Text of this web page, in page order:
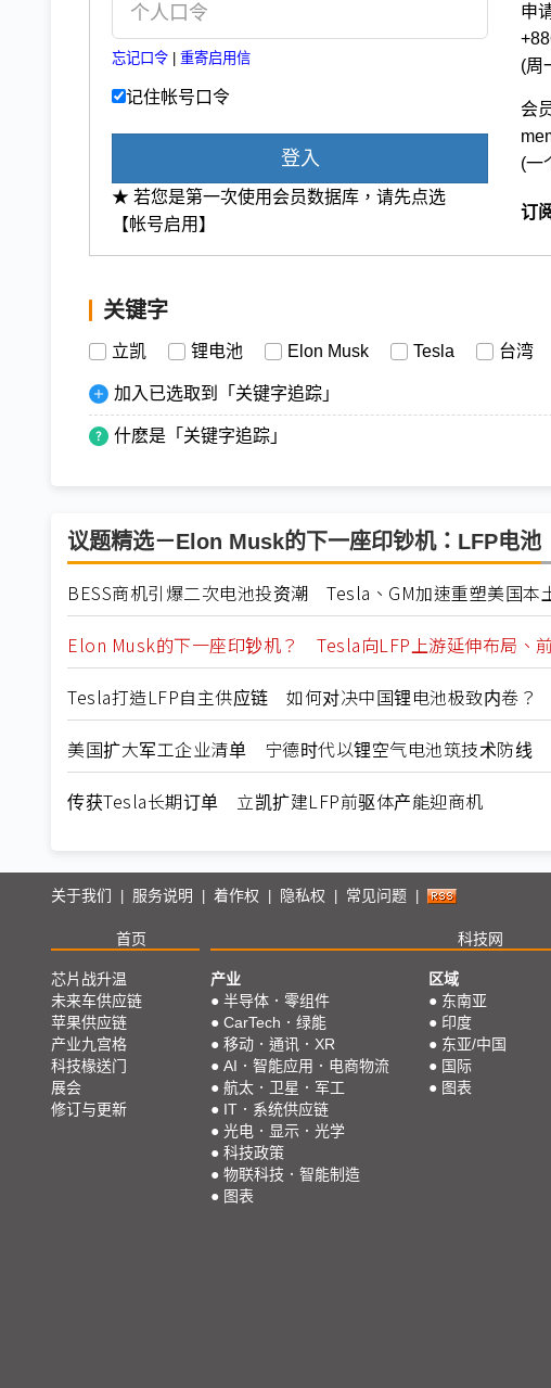
忘记口令 重寄启用信
记住帐号口令
登入
★ 若您是第一次使用会员数据库，请先点选
【帐号启用】
申
(周
会
(一
订
关键字
立凯 锂电池 Elon Musk Tesla 台湾
加入已选取到「关键字追踪」
什麽是「关键字追踪」
议题精选－Elon Musk的下一座印钞机：LFP电池
BESS商机引爆二次电池投资潮 Tesla、GM加速重塑美国本
Elon Musk的下一座印钞机？ Tesla向LFP上游延伸布局、
Tesla打造LFP自主供应链 如何对决中国锂电池极致内卷？
美国扩大军工企业清单 宁德时代以锂空气电池筑技术防线
传获Tesla长期订单 立凯扩建LFP前驱体产能迎商机
关于我们 服务说明 着作权 隐私权 常见问题
首页 科技网
芯片战升温
未来车供应链
苹果供应链
产业九宫格
科技椽送门
展会
修订与更新
产业
● 半导体．零组件
● CarTech．绿能
● 移动．通讯．XR
● AI．智能应用．电商物流
● 航太．卫星．军工
● IT．系统供应链
● 光电．显示．光学
● 科技政策
● 物联科技．智能制造
● 图表
区域
● 东南亚
● 印度
● 东亚/中国
● 国际
● 图表